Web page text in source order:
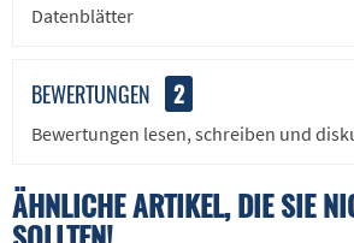
Datenblätter
BEWERTUNGEN 2
Bewertungen lesen, schreiben und
ÄHNLICHE ARTIKEL, DIE SIE